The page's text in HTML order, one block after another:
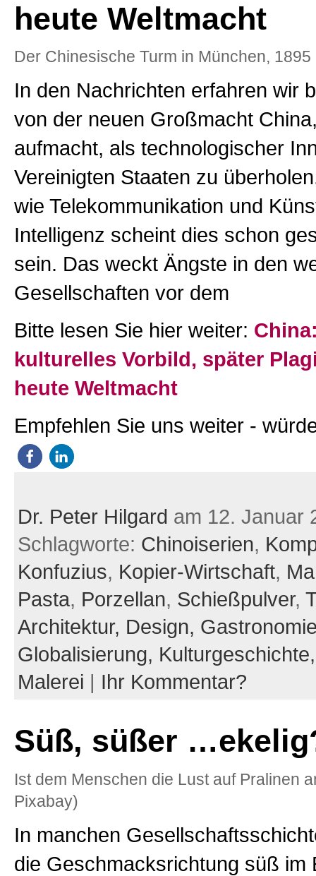
heute Weltmacht
Der Chinesische Turm in München,
In den Nachrichten erfahren wir
von der neuen Großmacht
aufmacht, als technologischer
Vereinigten Staaten zu
wie Telekommunikation und
Intelligenz scheint dies schon
sein. Das weckt Ängste in den
Gesellschaften vor dem
Bitte lesen Sie hier weiter:
kulturelles Vorbild, später
heute Weltmacht
Empfehlen Sie uns weiter -
Dr. Peter Hilgard am 12. Januar
Schlagworte: Chinoiserien,
Konfuzius, Kopier-Wirtschaft,
Pasta, Porzellan, Schießpulver,
Architektur, Design,
Globalisierung,
Malerei
Ihr Kommentar?
Süß, süßer
Ist dem Menschen die Lust auf Pralinen
Pixabay)
In manchen
die Geschmacksrichtung süß im